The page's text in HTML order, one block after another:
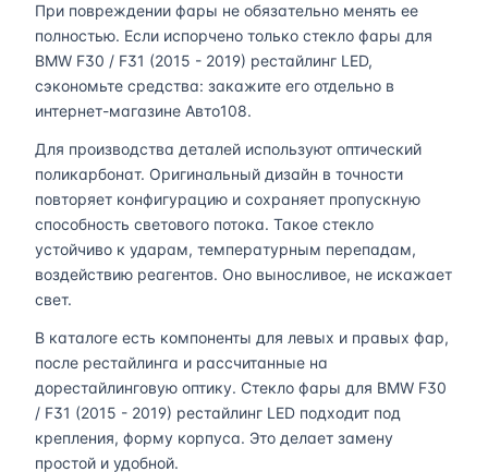
При повреждении фары не обязательно менять ее
полностью. Если испорчено только стекло фары для
BMW F30 / F31 (2015 - 2019) рестайлинг LED,
сэкономьте средства: закажите его отдельно в
интернет-магазине Авто108.
Для производства деталей используют оптический
поликарбонат. Оригинальный дизайн в точности
повторяет конфигурацию и сохраняет пропускную
способность светового потока. Такое стекло
устойчиво к ударам, температурным перепадам,
воздействию реагентов. Оно выносливое, не искажает
свет.
В каталоге есть компоненты для левых и правых фар,
после рестайлинга и рассчитанные на
дорестайлинговую оптику. Стекло фары для BMW F30
/ F31 (2015 - 2019) рестайлинг LED подходит под
крепления, форму корпуса. Это делает замену
простой и удобной.